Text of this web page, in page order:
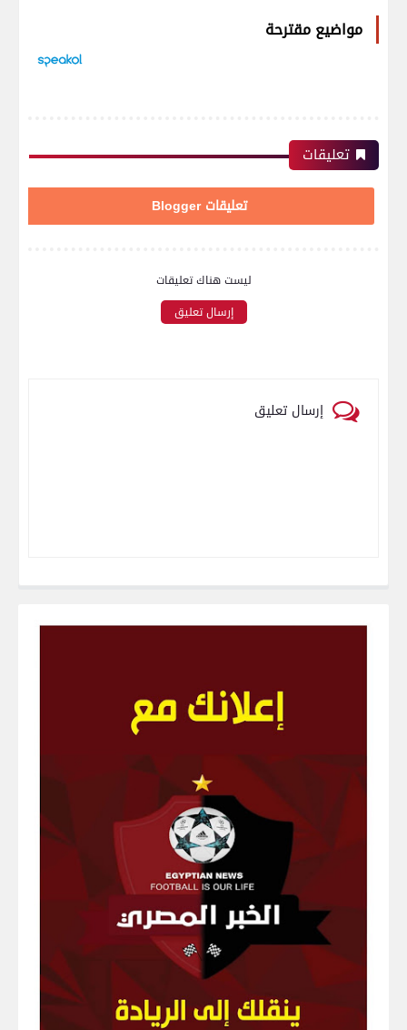
مواضيع مقترحة
تعليقات
تعليقات Blogger
ليست هناك تعليقات
إرسال تعليق
إرسال تعليق